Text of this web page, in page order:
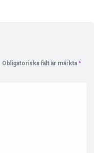
Obligatoriska fält är märkta *